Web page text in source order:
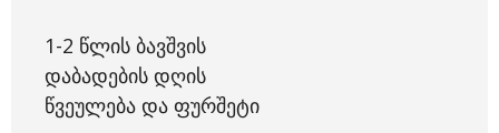
1-2 ᲬᲚᲘᲡ ᲑᲐᲕᲨᲕᲘᲡ
ᲓᲐᲑᲐᲓᲔᲑᲘᲡ ᲓᲦᲘᲡ
ᲬᲕᲔᲣᲚᲔᲑᲐ ᲓᲐ ᲤᲣᲠᲨᲔᲢᲘ